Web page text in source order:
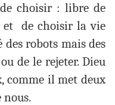
choisir : libre de
et de choisir la vie
des robots mais des
de le rejeter. Dieu
comme il met deux
nous.